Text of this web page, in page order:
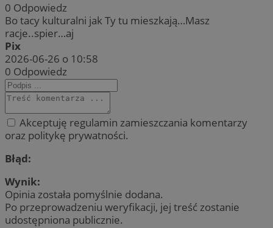
0 Odpowiedz
Bo tacy kulturalni jak Ty tu mieszkają…Masz
racje..spier…aj
Pix
2026-06-26 o 10:58
0 Odpowiedz
Akceptuję regulamin zamieszczania komentarzy
oraz politykę prywatności.
Błąd:
Wynik:
Opinia została pomyślnie dodana.
Po przeprowadzeniu weryfikacji, jej treść zostanie
udostępniona publicznie.